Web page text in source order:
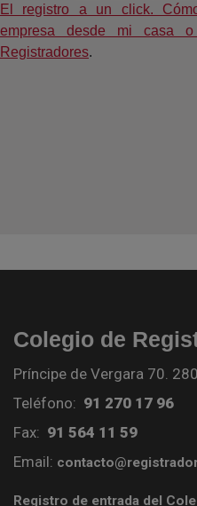
El registro a un click.
empresa desde mi casa o
Registradores.
Colegio de
Príncipe de Vergara 70.
Teléfono: 91 270 17 96
Fax: 91 564 11 59
Email:
Registro de entrada del